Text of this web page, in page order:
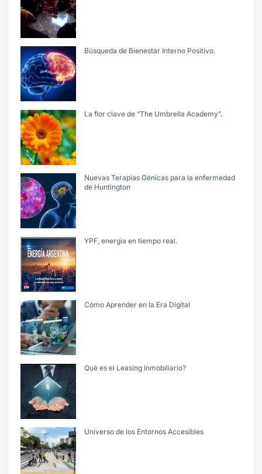
Búsqueda de Bienestar Interno Positivo.
La flor clave de “The Umbrella Academy”.
Nuevas Terapias Gènicas para la enfermedad
de Huntington
YPF, energìa en tiempo real.
Cómo Aprender en la Era Digital
Què es el Leasing Inmobiliario?
Universo de los Entornos Accesibles